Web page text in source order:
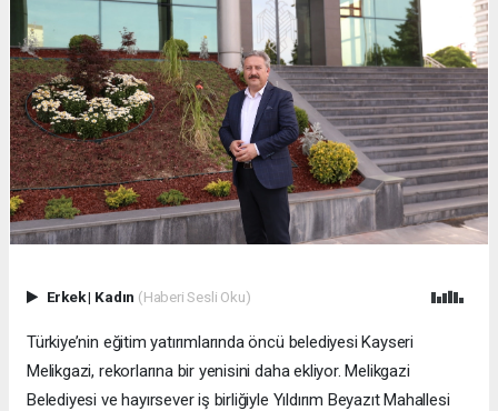
Erkek| Kadın (Haberi Sesli Oku)
Türkiye’nin eğitim yatırımlarında öncü belediyesi Kayseri
Melikgazi, rekorlarına bir yenisini daha ekliyor. Melikgazi
Belediyesi ve hayırsever iş birliğiyle Yıldırım Beyazıt Mahallesi